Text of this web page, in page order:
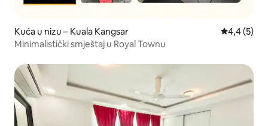
Kuća u nizu – Kuala Kangsar Prosječna
4,4 (5)
Minimalistički smještaj u Royal Townu